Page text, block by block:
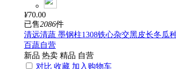
¥70.00
已售2086件
清远清蔬 墨钢柱1308铁心杂交黑皮长冬瓜
百蔬自营
新品 热卖 精品 自营
对比 收藏 加入购物车